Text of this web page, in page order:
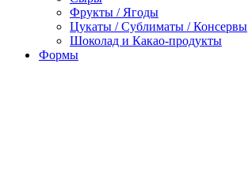
Фрукты / Ягоды
Цукаты / Сублиматы / Консервы
Шоколад и Какао-продукты
Формы